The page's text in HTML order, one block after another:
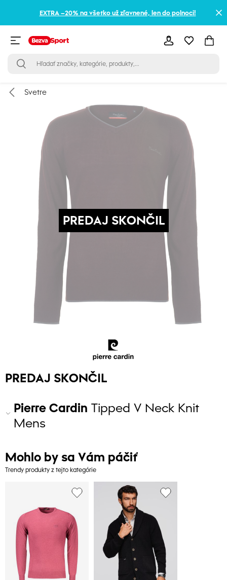
EXTRA –20% na všetko už zľavnené, len do polnoci!
Svetre
PREDAJ SKONČIL
PREDAJ SKONČIL
Pierre Cardin Tipped V Neck Knit
Mens
Mohlo by sa Vám páčiť
Trendy produkty z tejto kategórie